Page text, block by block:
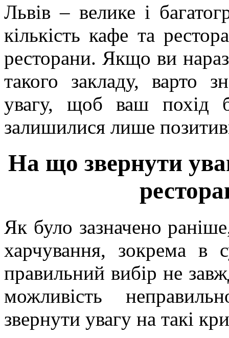
Львів – велике і
кількість кафе та
ресторани. Якщо ви
такого закладу, варто
увагу, щоб ваш похід
залишилися лише
На що звернути
Як було зазначено
харчування, зокрема в
правильний вибір не
можливість
звернути увагу на такі